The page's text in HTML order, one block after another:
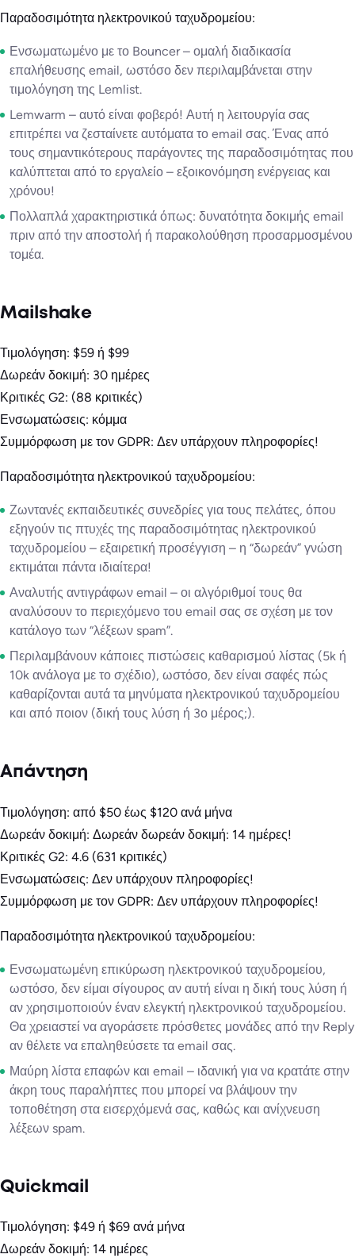
Παραδοσιμότητα ηλεκτρονικού ταχυδρομείου:
Ενσωματωμένο με το Bouncer – ομαλή διαδικασία
επαλήθευσης email, ωστόσο δεν περιλαμβάνεται στην
τιμολόγηση της Lemlist.
Lemwarm – αυτό είναι φοβερό! Αυτή η λειτουργία σας
επιτρέπει να ζεσταίνετε αυτόματα το email σας. Ένας από
τους σημαντικότερους παράγοντες της παραδοσιμότητας που
καλύπτεται από το εργαλείο – εξοικονόμηση ενέργειας και
χρόνου!
Πολλαπλά χαρακτηριστικά όπως: δυνατότητα δοκιμής email
πριν από την αποστολή ή παρακολούθηση προσαρμοσμένου
τομέα.
Mailshake
Τιμολόγηση: $59 ή $99
Δωρεάν δοκιμή: 30 ημέρες
Κριτικές G2: (88 κριτικές)
Ενσωματώσεις: κόμμα
Συμμόρφωση με τον GDPR: Δεν υπάρχουν πληροφορίες!
Παραδοσιμότητα ηλεκτρονικού ταχυδρομείου:
Ζωντανές εκπαιδευτικές συνεδρίες για τους πελάτες, όπου
εξηγούν τις πτυχές της παραδοσιμότητας ηλεκτρονικού
ταχυδρομείου – εξαιρετική προσέγγιση – η “δωρεάν” γνώση
εκτιμάται πάντα ιδιαίτερα!
Αναλυτής αντιγράφων email – οι αλγόριθμοί τους θα
αναλύσουν το περιεχόμενο του email σας σε σχέση με τον
κατάλογο των “λέξεων spam”.
Περιλαμβάνουν κάποιες πιστώσεις καθαρισμού λίστας (5k ή
10k ανάλογα με το σχέδιο), ωστόσο, δεν είναι σαφές πώς
καθαρίζονται αυτά τα μηνύματα ηλεκτρονικού ταχυδρομείου
και από ποιον (δική τους λύση ή 3ο μέρος;).
Απάντηση
Τιμολόγηση: από $50 έως $120 ανά μήνα
Δωρεάν δοκιμή: Δωρεάν δωρεάν δοκιμή: 14 ημέρες!
Κριτικές G2: 4.6 (631 κριτικές)
Ενσωματώσεις: Δεν υπάρχουν πληροφορίες!
Συμμόρφωση με τον GDPR: Δεν υπάρχουν πληροφορίες!
Παραδοσιμότητα ηλεκτρονικού ταχυδρομείου:
Ενσωματωμένη επικύρωση ηλεκτρονικού ταχυδρομείου,
ωστόσο, δεν είμαι σίγουρος αν αυτή είναι η δική τους λύση ή
αν χρησιμοποιούν έναν ελεγκτή ηλεκτρονικού ταχυδρομείου.
Θα χρειαστεί να αγοράσετε πρόσθετες μονάδες από την Reply
αν θέλετε να επαληθεύσετε τα email σας.
Μαύρη λίστα επαφών και email – ιδανική για να κρατάτε στην
άκρη τους παραλήπτες που μπορεί να βλάψουν την
τοποθέτηση στα εισερχόμενά σας, καθώς και ανίχνευση
λέξεων spam.
Quickmail
Τιμολόγηση: $49 ή $69 ανά μήνα
Δωρεάν δοκιμή: 14 ημέρες